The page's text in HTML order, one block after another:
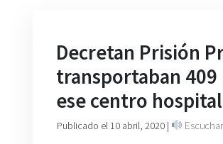
Decretan Prisión
transportaban
ese centro
Publicado el 10 abril, 2020 |